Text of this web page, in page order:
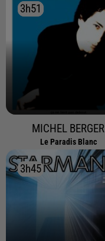
3h51
3h51
MICHEL BERGER
Le Paradis Blanc
3h45
3h45